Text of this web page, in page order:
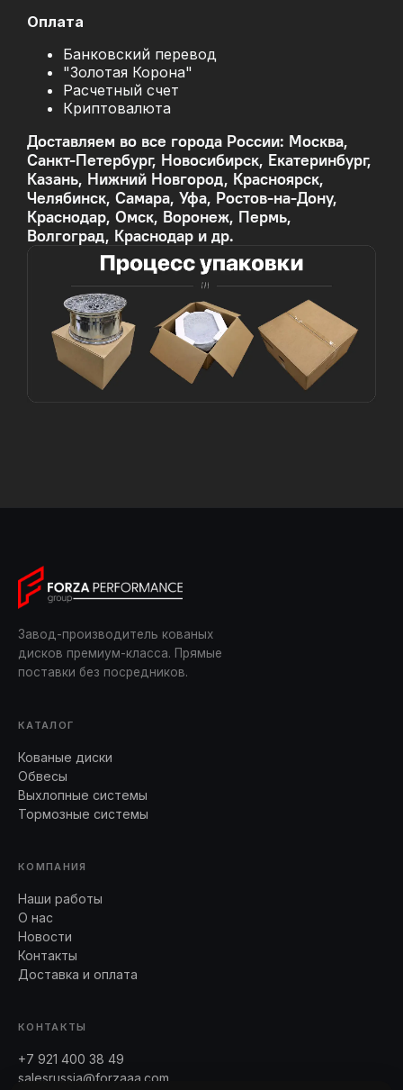
Оплата
Банковский перевод
"Золотая Корона"
Расчетный счет
Криптовалюта
Доставляем во все города России: Москва,
Санкт-Петербург, Новосибирск, Екатеринбург,
Казань, Нижний Новгород, Красноярск,
Челябинск, Самара, Уфа, Ростов-на-Дону,
Краснодар, Омск, Воронеж, Пермь,
Волгоград, Краснодар и др.
Завод-производитель кованых
дисков премиум-класса. Прямые
поставки без посредников.
КАТАЛОГ
Кованые диски
Обвесы
Выхлопные системы
Тормозные системы
КОМПАНИЯ
Наши работы
О нас
Новости
Контакты
Доставка и оплата
КОНТАКТЫ
+7 921 400 38 49
salesrussia@forzaaa.com